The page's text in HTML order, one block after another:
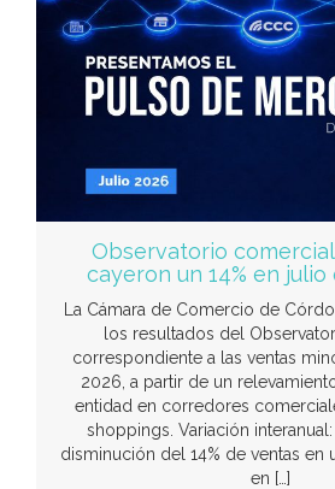
Observatorio
cayeron un 14% en
La Cámara de Comercio de
los resultados del
correspondiente a las ventas
2026, a partir de un
entidad en corredores
shoppings. Variación
disminución del 14% de ventas en
en […]